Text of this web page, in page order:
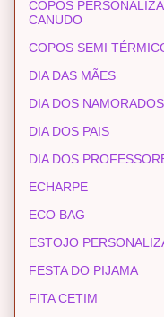
COPOS
CANUDO
COPOS SEMI
DIA DAS MÃES
DIA DOS NAMORADOS
DIA DOS PAIS
DIA DOS
ECHARPE
ECO BAG
ESTOJO
FESTA DO PIJAMA
FITA CETIM